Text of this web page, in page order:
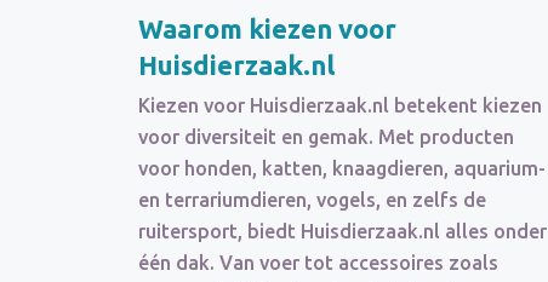
Waarom kiezen voor
Huisdierzaak.nl
Kiezen voor Huisdierzaak.nl betekent kiezen
voor diversiteit en gemak. Met producten
voor honden, katten, knaagdieren, aquarium-
en terrariumdieren, vogels, en zelfs de
ruitersport, biedt Huisdierzaak.nl alles onder
één dak. Van voer tot accessoires zoals